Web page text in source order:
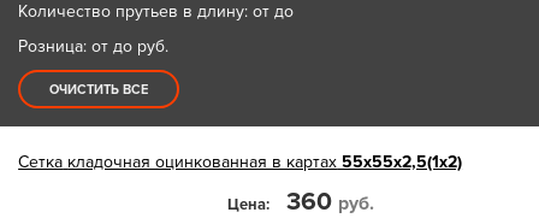
Количество прутьев в длину: от до
Розница: от до руб.
ОЧИСТИТЬ ВСЕ
Сетка кладочная оцинкованная в картах 55х55х2,5(1х2)
Цена 360 руб.